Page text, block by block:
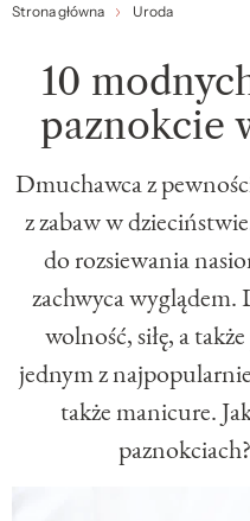
Strona główna Uroda
10
paznokcie
Dmuchawca z
z zabaw w
do rozsiewania
zachwyca
wolność, siłę, a
jednym z
także manicure.